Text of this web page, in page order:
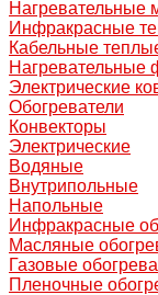
Нагревательные
Инфракрасные
Кабельные
Нагревательные
Электрические
Обогреватели
Конвекторы
Электрические
Водяные
Внутрипольные
Напольные
Инфракрасные
Масляные
Газовые
Пленочные